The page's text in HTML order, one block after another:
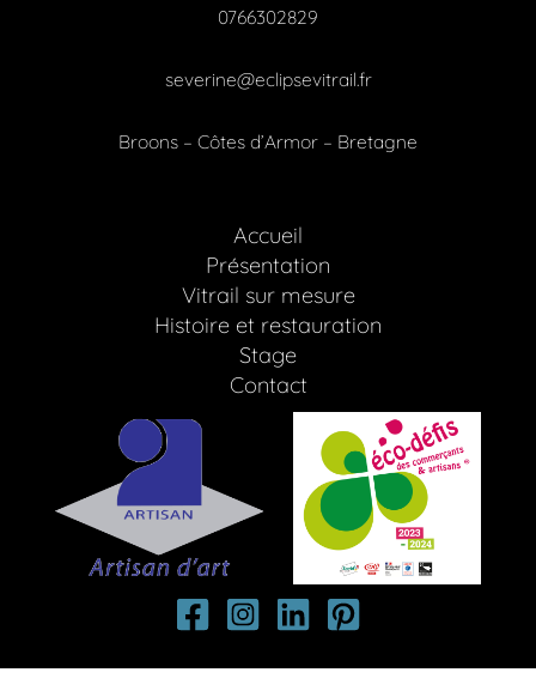
0766302829
severine@eclipsevitrail.fr
Broons – Côtes d’Armor – Bretagne
Accueil
Présentation
Vitrail sur mesure
Histoire et restauration
Stage
Contact